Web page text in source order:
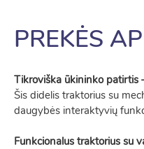
PREKĖS
Tikroviška ūkininko patirtis
Šis didelis traktorius su
daugybės interaktyvių
Funkcionalus traktorius su